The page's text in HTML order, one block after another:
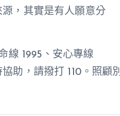
，其實是有人願意分
線 1995、安心專線
助，請撥打 110。照顧別